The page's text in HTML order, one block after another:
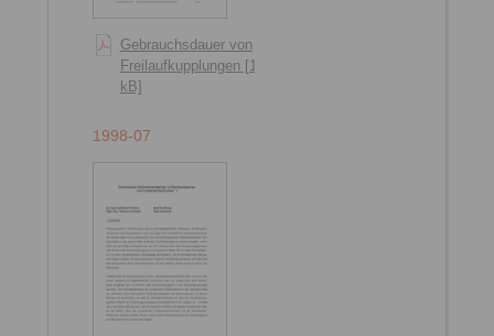
Gebrauchsdauer von
Freilaufkupplungen [146
kB]
1998-07